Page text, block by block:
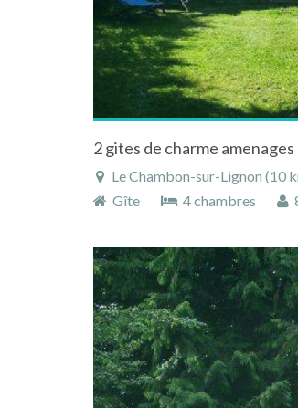
Le Chambon-sur-Lignon (10 km),
Gîte
4 chambres